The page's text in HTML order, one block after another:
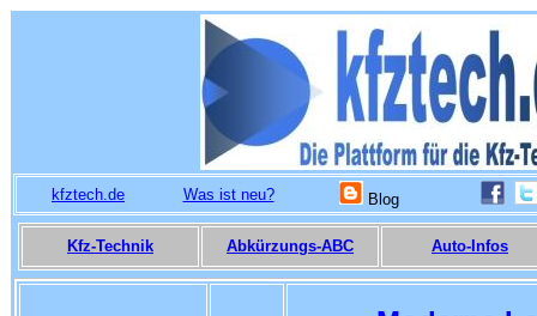
kfztech.de Was ist neu? Blog
Kfz-Technik Abkürzungs-ABC Auto-Infos